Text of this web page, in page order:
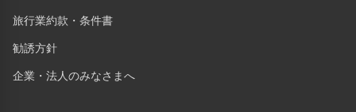
旅行業約款・条件書
勧誘方針
企業・法人のみなさまへ